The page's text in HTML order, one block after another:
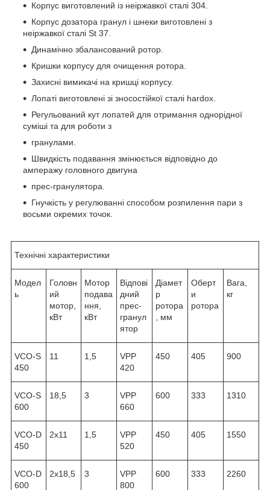
Корпус виготовлений із неіржавкої сталі 304.
Корпус дозатора гранул і шнеки виготовлені з
неіржавкої сталі St 37.
Динамічно збалансований ротор.
Кришки корпусу для очищення ротора.
Захисні вимикачі на кришці корпусу.
Лопаті виготовлені зі зносостійкої сталі hardox.
Регульований кут лопатей для отримання однорідної
суміші та для роботи з
гранулами.
Швидкість подавання змінюється відповідно до
амперажу головного двигуна
прес-гранулятора.
Гнучкість у регулюванні способом розпилення пари з
восьми окремих точок.
Технічні характеристики
Модел
ь
Головн
ий
мотор,
кВт
Мотор
подава
ння,
кВт
Відпові
дний
прес-
гранул
ятор
Діамет
р
ротора
, мм
Оберт
и
ротора
Вага,
кг
VCO-S
450
11 1,5
VPP
420
450 405 900
VCO-S
600
18,5 3
VPP
660
600 333 1310
VCO-D
450
2х11 1,5
VPP
520
450 405 1550
VCO-D
600
2х18,5 3
VPP
800
600 333 2260